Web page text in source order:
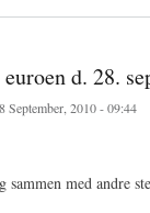
d. 28.
September, 2010 - 09:44
sammen med andre